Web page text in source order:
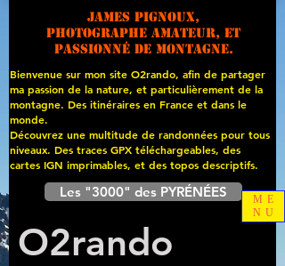
James PIGNOUX,
photographe amateur, et
passionné de montagne.
Bienvenue sur mon site O2rando, afin de partager
ma passion de la nature, et particulièrement de la
montagne. Des itinéraires en France et dans le
monde.
Découvrez une multitude de randonnées pour tous
niveaux. Des traces GPX téléchargeables, des
cartes IGN imprimables, et des topos descriptifs.
Les "3000" des PYRÉNÉES
O2rando
ME
NU